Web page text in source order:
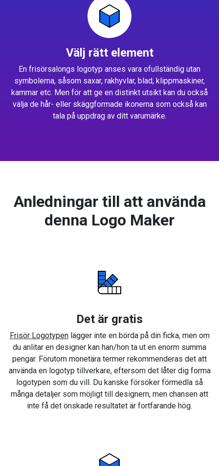
Välj rätt element
En frisörsalongs logotyp anses vara ofullständig utan
symbolerna, såsom saxar, rakhyvlar, blad, klippmaskiner,
kammar etc. Men för att ge en distinkt utsikt kan du också
välja de hår- eller skäggformade ikonerna som också kan
tala på uppdrag av ditt varumärke.
Anledningar till att använda
denna Logo Maker
Det är gratis
Frisör Logotypenlägger inte en börda på din ficka, men om
du anlitar en designer kan han/hon ta ut en enorm summa
pengar. Förutom monetära termer rekommenderas det att
använda en logotyp tillverkare, eftersom det låter dig forma
logotypen som du vill. Du kanske försöker förmedla så
många detaljer som möjligt till designern, men chansen att
inte få det önskade resultatet är fortfarande hög.